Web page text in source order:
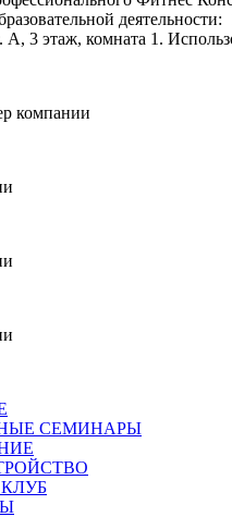
А, 3 этаж, комната 1.
компании
СЕМИНАРЫ